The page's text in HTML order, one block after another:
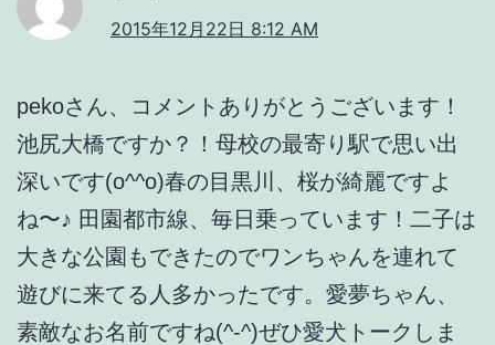
2015年12月22日 8:12 AM
pekoさん、コメントありがとうございます！
池尻大橋ですか？！母校の最寄り駅で思い出
深いです(o^^o)春の目黒川、桜が綺麗ですよ
ね〜♪ 田園都市線、毎日乗っています！二子は
大きな公園もできたのでワンちゃんを連れて
遊びに来てる人多かったです。愛夢ちゃん、
素敵なお名前ですね(^-^)ぜひ愛犬トークしま